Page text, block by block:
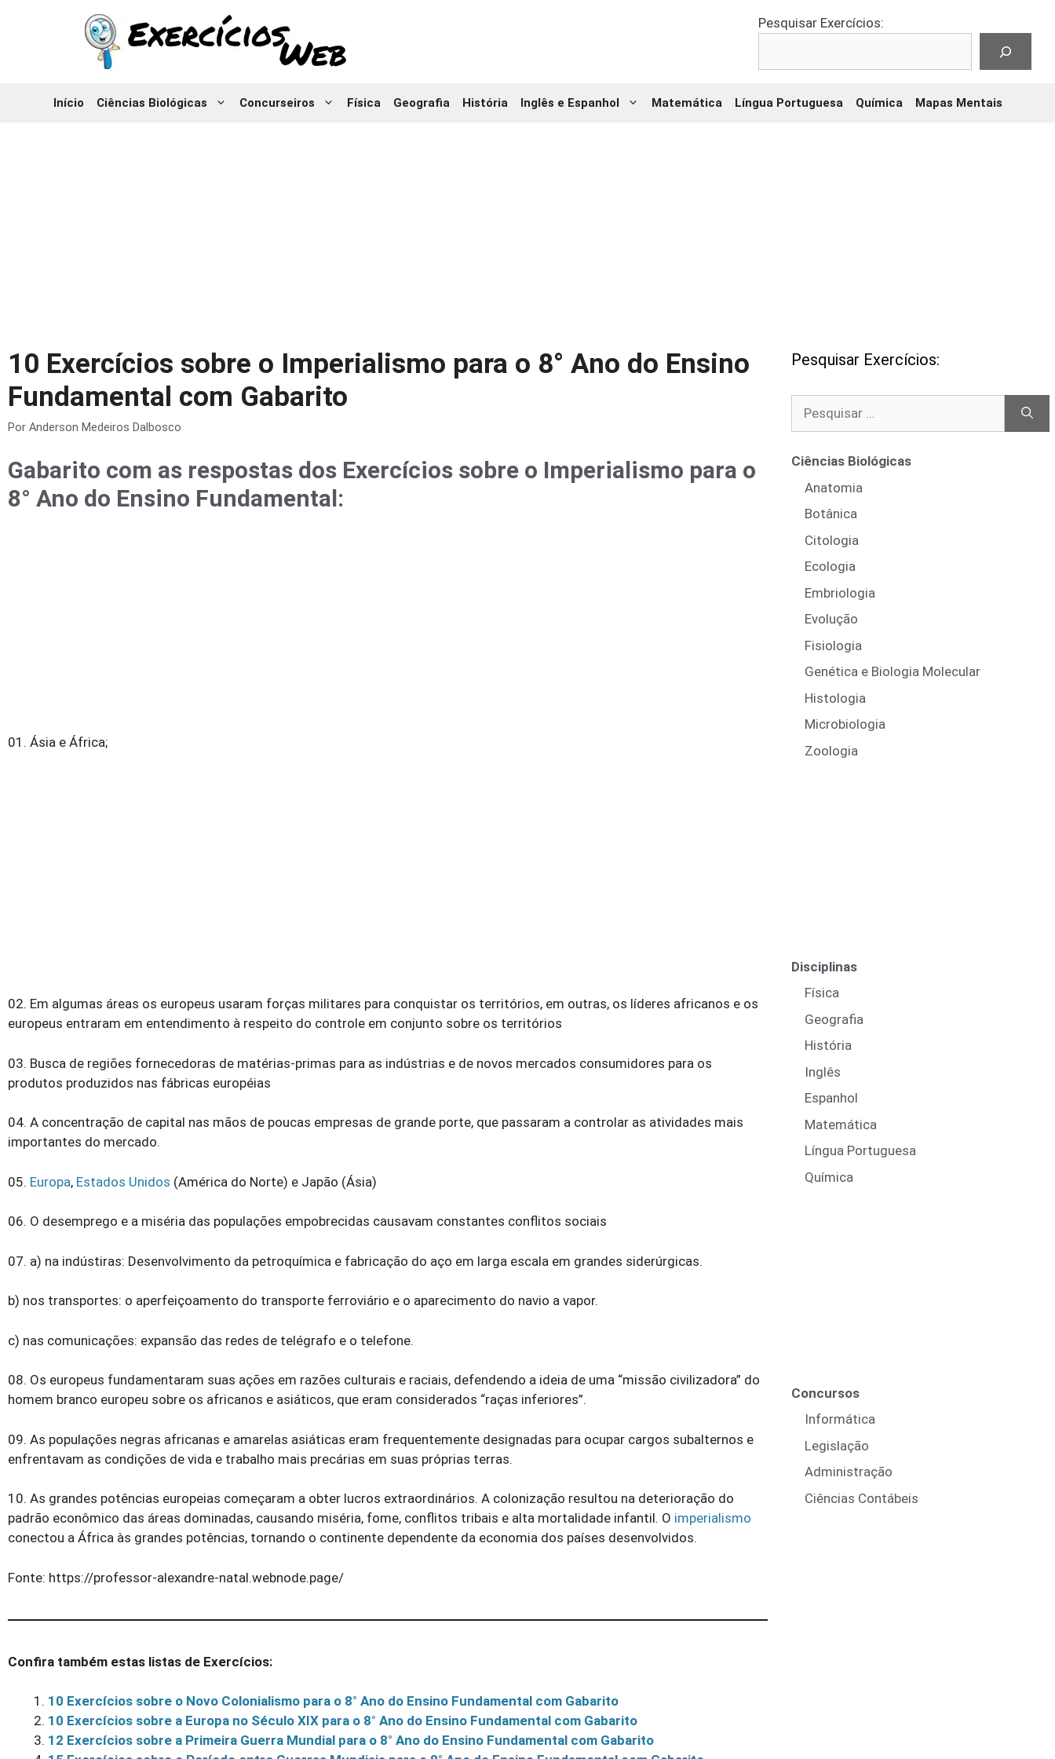
Pesquisar Exercícios:
Início Ciências Biológicas Concurseiros Física Geografia História Inglês e Espanhol Matemática Língua Portuguesa Química Mapas Mentais
10 Exercícios sobre o Imperialismo para o 8° Ano do Ensino
Fundamental com Gabarito
Por Anderson Medeiros Dalbosco
Gabarito com as respostas dos Exercícios sobre o Imperialismo para o
8° Ano do Ensino Fundamental:
01. Ásia e África;
02. Em algumas áreas os europeus usaram forças militares para conquistar os territórios, em outras, os líderes africanos e os
europeus entraram em entendimento à respeito do controle em conjunto sobre os territórios
03. Busca de regiões fornecedoras de matérias-primas para as indústrias e de novos mercados consumidores para os
produtos produzidos nas fábricas européias
04. A concentração de capital nas mãos de poucas empresas de grande porte, que passaram a controlar as atividades mais
importantes do mercado.
05. Europa, Estados Unidos (América do Norte) e Japão (Ásia)
06. O desemprego e a miséria das populações empobrecidas causavam constantes conflitos sociais
07. a) na indústiras: Desenvolvimento da petroquímica e fabricação do aço em larga escala em grandes siderúrgicas.
b) nos transportes: o aperfeiçoamento do transporte ferroviário e o aparecimento do navio a vapor.
c) nas comunicações: expansão das redes de telégrafo e o telefone.
08. Os europeus fundamentaram suas ações em razões culturais e raciais, defendendo a ideia de uma “missão civilizadora” do
homem branco europeu sobre os africanos e asiáticos, que eram considerados “raças inferiores”.
09. As populações negras africanas e amarelas asiáticas eram frequentemente designadas para ocupar cargos subalternos e
enfrentavam as condições de vida e trabalho mais precárias em suas próprias terras.
10. As grandes potências europeias começaram a obter lucros extraordinários. A colonização resultou na deterioração do
padrão econômico das áreas dominadas, causando miséria, fome, conflitos tribais e alta mortalidade infantil. O imperialismo
conectou a África às grandes potências, tornando o continente dependente da economia dos países desenvolvidos.
Fonte: https://professor-alexandre-natal.webnode.page/
Confira também estas listas de Exercícios:
10 Exercícios sobre o Novo Colonialismo para o 8° Ano do Ensino Fundamental com Gabarito
10 Exercícios sobre a Europa no Século XIX para o 8° Ano do Ensino Fundamental com Gabarito
12 Exercícios sobre a Primeira Guerra Mundial para o 8° Ano do Ensino Fundamental com Gabarito
Pesquisar Exercícios:
Ciências Biológicas
Anatomia
Botânica
Citologia
Ecologia
Embriologia
Evolução
Fisiologia
Genética e Biologia Molecular
Histologia
Microbiologia
Zoologia
Disciplinas
Física
Geografia
História
Inglês
Espanhol
Matemática
Língua Portuguesa
Química
Concursos
Informática
Legislação
Administração
Ciências Contábeis